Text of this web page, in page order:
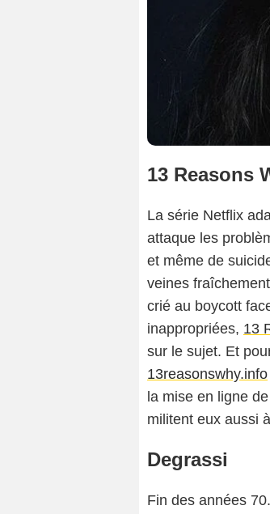
13 Reasons
La série Netflix
attaque les
et même de
veines
crié au boycott
inappropriées, 13
sur le sujet. Et
13reasonswhy.info
la mise en ligne
militent eux aussi
Degrassi
Fin des années 70.